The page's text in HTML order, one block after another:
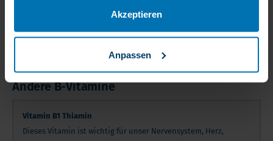
Akzeptieren
Anpassen
Müdigkeit und Lustlosigkeit zeigen im Verlauf an, wenn
die nächste Injektion fällig ist. Das ist für viele der
Grund, täglich eine Schmelztablette zu sich zu nehmen.
Die Achterbahn der Energie wird verhindert.
Andere B-Vitamine
Vitamin B1 Thiamin
Dieses Vitamin ist wichtig für unser Nervensystem, Herz,